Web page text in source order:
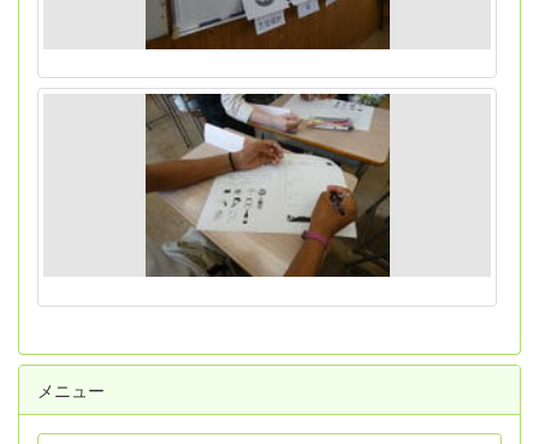
メニュー